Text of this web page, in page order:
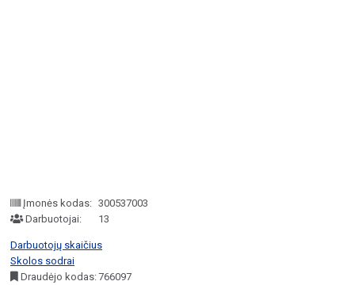
Įmonės kodas: 300537003
Darbuotojai:
13
Darbuotojų skaičius
Skolos sodrai
Draudėjo kodas:766097